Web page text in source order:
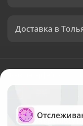
Доставка в
Служба